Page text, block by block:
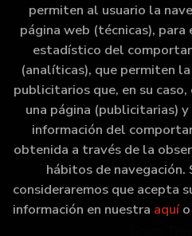
2026 ©Marxe Libraría.
permiten al usuario la
página web (técnicas),
estadístico del
(analíticas), que permiten
publicitarios que, en su
una página (publicitarias)
información del
obtenida a través de la
hábitos de navegación.
consideraremos que acepta
información en nuestra aquío